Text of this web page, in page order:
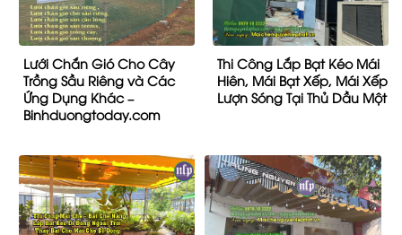
Lưới Chắn Gió Cho Cây
Trồng Sầu Riêng và Các
Ứng Dụng Khác –
Binhduongtoday.com
Thi Công Lắp Bạt Kéo Mái
Hiên, Mái Bạt Xếp, Mái Xếp
Lượn Sóng Tại Thủ Dầu Một